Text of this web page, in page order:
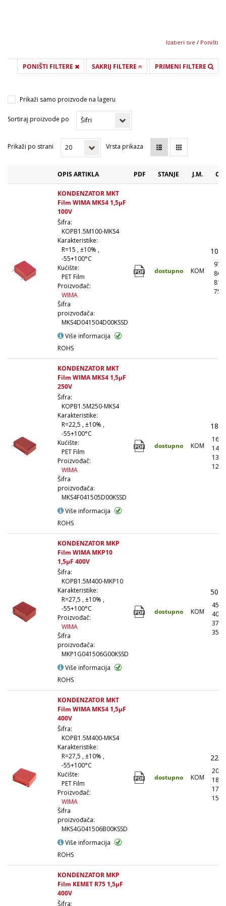
24x45x41,5 mm (2)
Izaberi sve / Poništi
PONIŠTI FILTERE SAKRIJ FILTERE PRIMENI FILTERE
Prikaži samo proizvode na lageru
Sortiraj proizvode po
Prikaži po strani Vrsta prikaza
OPIS ARTIKLA PDF STANJE J.M.
KONDENZATOR MKT
Film WIMA MKS4 1,5µF
100V
Šifra:
KOPB1.5M100-MKS4
Karakteristike:
R=15 , ±10% ,
-55+100°C
Kućište:
PET Film
Proizvođač:
WIMA
Šifra
proizvođača:
MKS4D041504D00KSSD
Više informacija
ROHS
dostupno KOM
KONDENZATOR MKT
Film WIMA MKS4 1,5µF
250V
Šifra:
KOPB1.5M250-MKS4
Karakteristike:
R=22,5 , ±10% ,
-55+100°C
Kućište:
PET Film
Proizvođač:
WIMA
Šifra
proizvođača:
MKS4F041505D00KSSD
Više informacija
ROHS
dostupno KOM
KONDENZATOR MKP
Film WIMA MKP10
1,5µF 400V
Šifra:
KOPB1.5M400-MKP10
Karakteristike:
R=27,5 , ±10% ,
-55+100°C
Proizvođač:
WIMA
Šifra
proizvođača:
MKP1G041506G00KSSD
Više informacija
ROHS
dostupno KOM
KONDENZATOR MKT
Film WIMA MKS4 1,5µF
400V
Šifra:
KOPB1.5M400-MKS4
Karakteristike:
R=27,5 , ±10% ,
-55+100°C
Kućište:
PET Film
Proizvođač:
WIMA
Šifra
proizvođača:
MKS4G041506B00KSSD
Više informacija
ROHS
dostupno KOM
KONDENZATOR MKP
Film KEMET R75 1,5µF
400V
Šifra: